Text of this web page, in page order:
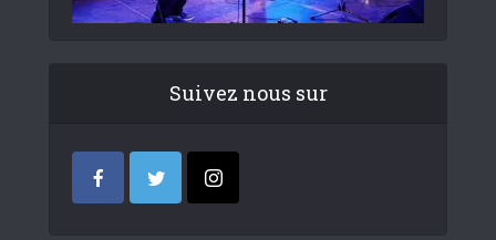
Suivez nous sur